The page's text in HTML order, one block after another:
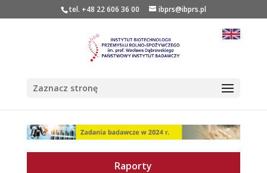
tel. +48 22 606 36 00 ibprs@ibprs.pl
Zaznacz stronę
Raporty